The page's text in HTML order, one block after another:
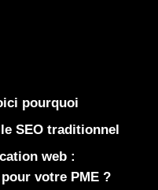
pourquoi
SEO traditionnel
web :
votre PME ?